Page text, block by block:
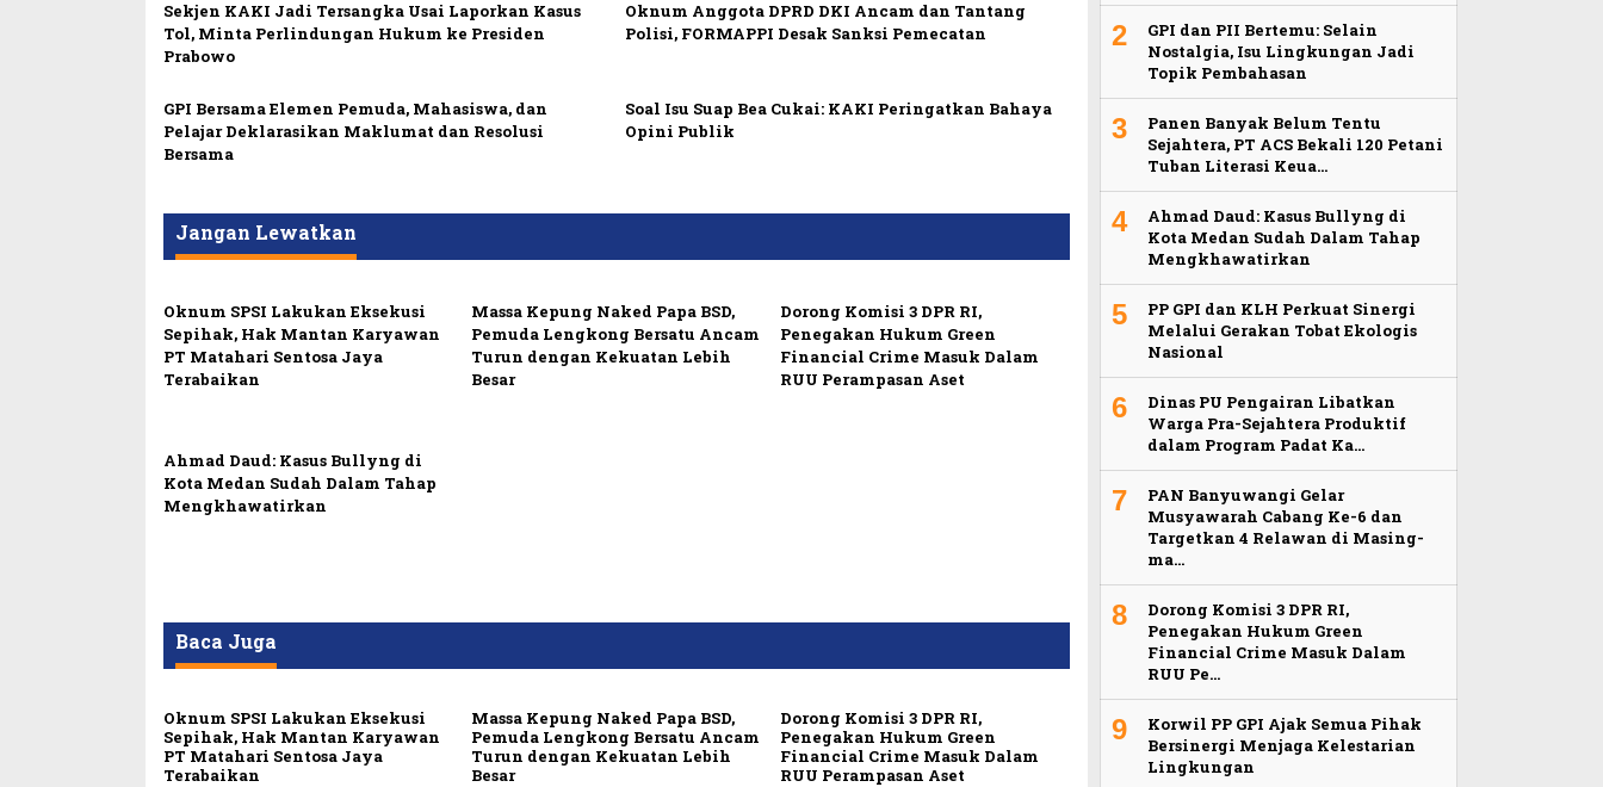
Sekjen KAKI Jadi Tersangka Usai Laporkan Kasus
Tol, Minta Perlindungan Hukum ke Presiden
Prabowo
Oknum Anggota DPRD DKI Ancam dan Tantang
Polisi, FORMAPPI Desak Sanksi Pemecatan
GPI Bersama Elemen Pemuda, Mahasiswa, dan
Pelajar Deklarasikan Maklumat dan Resolusi
Bersama
Soal Isu Suap Bea Cukai: KAKI Peringatkan Bahaya
Opini Publik
Jangan Lewatkan
Oknum SPSI Lakukan Eksekusi
Sepihak, Hak Mantan Karyawan
PT Matahari Sentosa Jaya
Terabaikan
Massa Kepung Naked Papa BSD,
Pemuda Lengkong Bersatu Ancam
Turun dengan Kekuatan Lebih
Besar
Dorong Komisi 3 DPR RI,
Penegakan Hukum Green
Financial Crime Masuk Dalam
RUU Perampasan Aset
Ahmad Daud: Kasus Bullyng di
Kota Medan Sudah Dalam Tahap
Mengkhawatirkan
Baca Juga
Oknum SPSI Lakukan Eksekusi
Sepihak, Hak Mantan Karyawan
PT Matahari Sentosa Jaya
Terabaikan
Massa Kepung Naked Papa BSD,
Pemuda Lengkong Bersatu Ancam
Turun dengan Kekuatan Lebih
Besar
Dorong Komisi 3 DPR RI,
Penegakan Hukum Green
Financial Crime Masuk Dalam
RUU Perampasan Aset
2
GPI dan PII Bertemu: Selain
Nostalgia, Isu Lingkungan Jadi
Topik Pembahasan
3
Panen Banyak Belum Tentu
Sejahtera, PT ACS Bekali 120 Petani
Tuban Literasi Keua…
4
Ahmad Daud: Kasus Bullyng di
Kota Medan Sudah Dalam Tahap
Mengkhawatirkan
5
PP GPI dan KLH Perkuat Sinergi
Melalui Gerakan Tobat Ekologis
Nasional
6
Dinas PU Pengairan Libatkan
Warga Pra-Sejahtera Produktif
dalam Program Padat Ka…
7
PAN Banyuwangi Gelar
Musyawarah Cabang Ke-6 dan
Targetkan 4 Relawan di Masing-
ma…
8
Dorong Komisi 3 DPR RI,
Penegakan Hukum Green
Financial Crime Masuk Dalam
RUU Pe…
9
Korwil PP GPI Ajak Semua Pihak
Bersinergi Menjaga Kelestarian
Lingkungan